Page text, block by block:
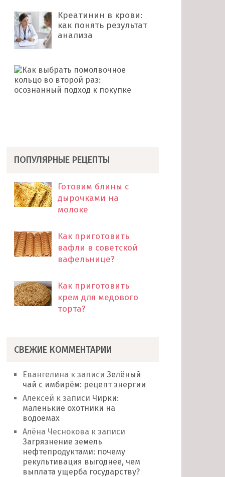
Креатинин в крови:
как понять результат
анализа
ПОПУЛЯРНЫЕ РЕЦЕПТЫ
Готовим блины с
дырочками на
молоке
Как приготовить
вафли в советской
вафельнице?
Как приготовить
крем для медового
торта?
СВЕЖИЕ КОММЕНТАРИИ
Евангелина к записиЗелёный
чай с имбирём: рецепт энергии
Алексей к записи Чирки:
маленькие охотники на
водоемах
Алёна Чеснокова к записи
Загрязнение земель
нефтепродуктами: почему
рекультивация выгоднее, чем
выплата ущерба государству?